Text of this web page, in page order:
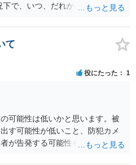
で、いつ、だれからどのような
について、お近くで詳細な法律
された方がよいと思われます。
、ＩＣレコーダーを持参して取
考えます。
て
役にたった 1
可能性は低いかと思います。被
す可能性が低いこと、防犯カメ
が告発する可能性も低いこと、